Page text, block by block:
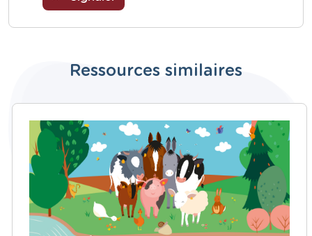
Ressources similaires